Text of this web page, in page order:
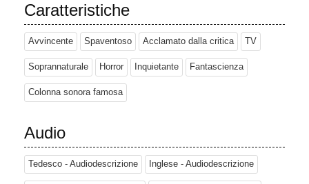
Caratteristiche
Avvincente Spaventoso Acclamato dalla critica TV
Soprannaturale Horror Inquietante Fantascienza
Colonna sonora famosa
Audio
Tedesco - Audiodescrizione Inglese - Audiodescrizione